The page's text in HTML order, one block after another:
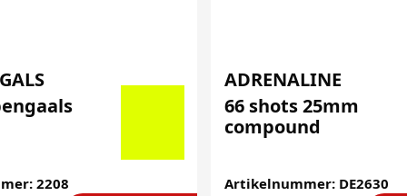
2208
ADRENALINE
66 shots 25mm
compound
Artikelnummer: DE2630